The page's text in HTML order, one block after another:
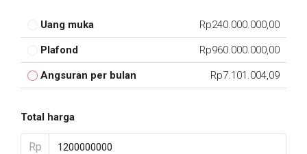
Uang muka Rp240.000.000,00
Plafond Rp960.000.000,00
Angsuran per bulan Rp7.101.004,09
Total harga
Rp